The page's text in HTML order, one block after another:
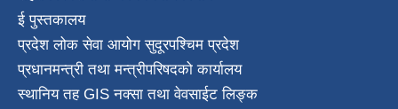
ई पुस्तकालय
प्रदेश लोक सेवा आयोग सुदूरपश्चिम प्रदेश
प्रधानमन्त्री तथा मन्त्रीपरिषदको कार्यालय
स्थानिय तह GIS नक्सा तथा वेवसाईट लिङ्क